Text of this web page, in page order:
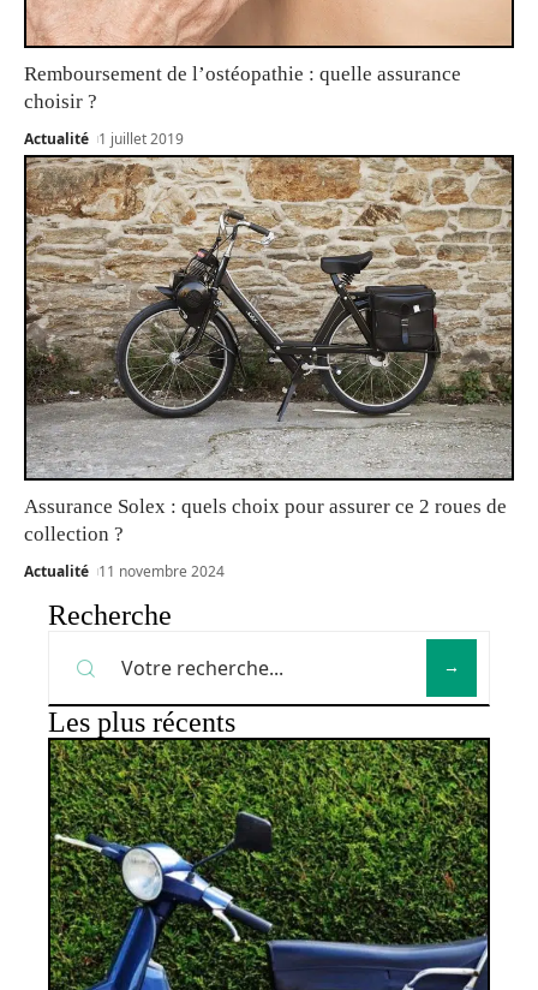
Remboursement de l’ostéopathie : quelle assurance
choisir ?
Actualité 1 juillet 2019
Assurance Solex : quels choix pour assurer ce 2 roues de
collection ?
Actualité 11 novembre 2024
Recherche
Les plus récents